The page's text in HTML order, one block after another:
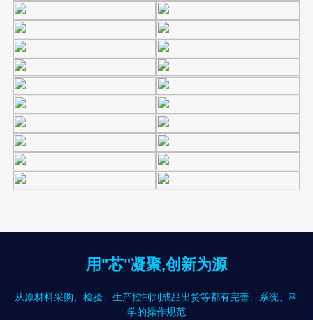
用"芯"凝聚,创新为源
从原材料采购、检验、生产控制到成品出货等都有完善、系统、科
学的操作规范